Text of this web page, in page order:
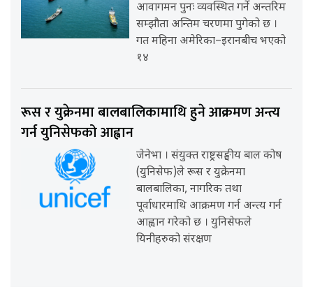
आवागमन पुनः व्यवस्थित गर्ने अन्तरिम
सम्झौता अन्तिम चरणमा पुगेको छ ।
गत महिना अमेरिका–इरानबीच भएको
१४
रूस र युक्रेनमा बालबालिकामाथि हुने आक्रमण अन्त्य
गर्न युनिसेफको आह्वान
जेनेभा । संयुक्त राष्ट्रसङ्घीय बाल कोष
(युनिसेफ)ले रूस र युक्रेनमा
बालबालिका, नागरिक तथा
पूर्वाधारमाथि आक्रमण गर्न अन्त्य गर्न
आह्वान गरेको छ । युनिसेफले
यिनीहरुको संरक्षण